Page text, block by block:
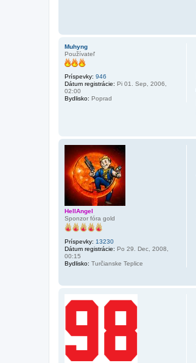
Muhyng
Používateľ
Príspevky: 946
Dátum registrácie: Pi 01. Sep, 2006,
02:00
Bydlisko: Poprad
HellAngel
Sponzor fóra gold
Príspevky: 13230
Dátum registrácie: Po 29. Dec, 2008,
00:15
Bydlisko: Turčianske Teplice